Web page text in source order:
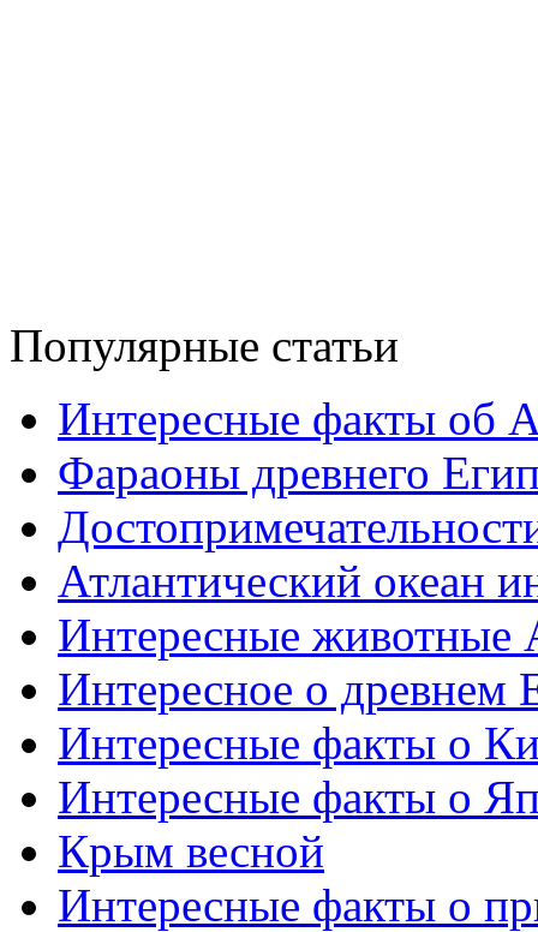
Популярные статьи
Интересные факты об
Фараоны древнего
Атлантический океан
Интересные животные
Интересное о древнем
Интересные факты о
Интересные факты о
Крым весной
Интересные факты о